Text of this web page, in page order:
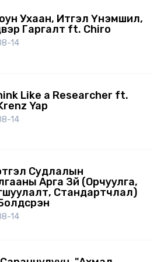
72(10), 1020–1027.
Ухаан, Итгэл Үнэмшил,
Гаргалт ft. Chiro
14
Like a Researcher ft.
Yap
14
Судлалын
Арга Зүй (Орчуулга,
Стандартчлал)
14